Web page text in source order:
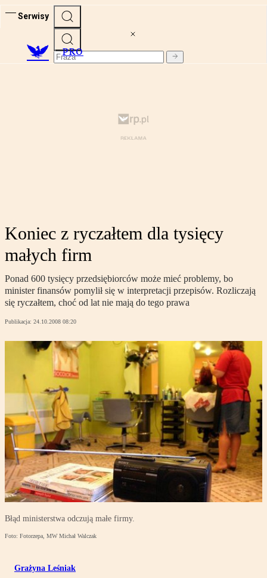
Serwisy
PRO
Koniec z ryczałtem dla tysięcy
małych firm
Ponad 600 tysięcy przedsiębiorców może mieć problemy, bo
minister finansów pomylił się w interpretacji przepisów. Rozliczają
się ryczałtem, choć od lat nie mają do tego prawa
Publikacja: 24.10.2008 08:20
Błąd ministerstwa odczują małe firmy.
Foto: Fotorzepa, MW Michał Walczak
Grażyna Leśniak